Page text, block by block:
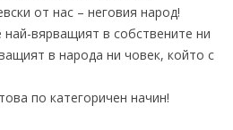
от нас – неговия народ!
вярващият в собствените ни
в народа ни човек, който с
по категоричен начин!